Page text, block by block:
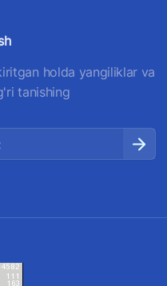
holda yangiliklar va
tanishing